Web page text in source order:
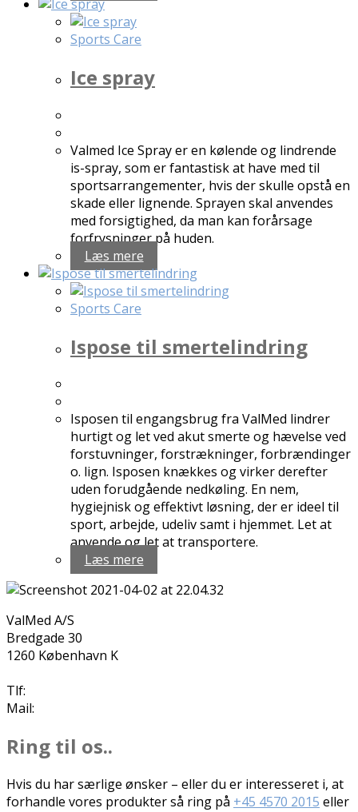
Sports Care
Ice spray
Valmed Ice Spray er en kølende og lindrende
is-spray, som er fantastisk at have med til
sportsarrangementer, hvis der skulle opstå en
skade eller lignende. Sprayen skal anvendes
med forsigtighed, da man kan forårsage
forfrysninger på huden.
Læs mere
Sports Care
Ispose til smertelindring
Isposen til engangsbrug fra ValMed lindrer
hurtigt og let ved akut smerte og hævelse ved
forstuvninger, forstrækninger, forbrændinger
o. lign. Isposen knækkes og virker derefter
uden forudgående nedkøling. En nem,
hygiejnisk og effektivt løsning, der er ideel til
sport, arbejde, udeliv samt i hjemmet. Let at
anvende og let at transportere.
Læs mere
ValMed A/S
Bredgade 30
1260 København K
Tlf:
Mail:
Ring til os..
Hvis du har særlige ønsker – eller du er interesseret i, at
forhandle vores produkter så ring på +45 4570 2015 eller